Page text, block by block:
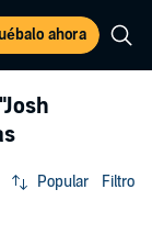
ahora
"Josh
Popular Filtro